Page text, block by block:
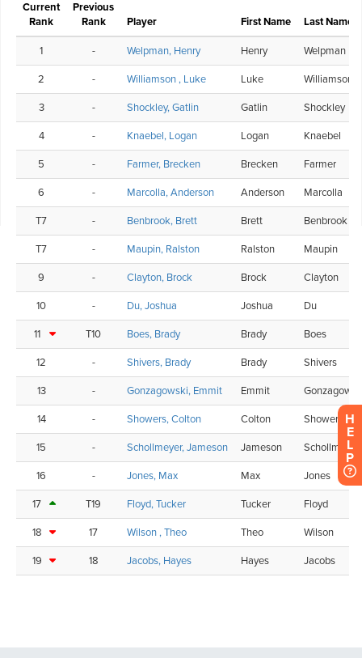
H
E
L
P